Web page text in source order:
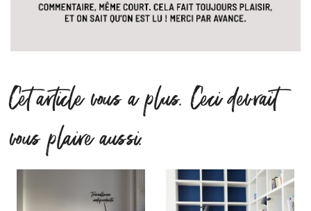
Cet article vous a plus. Ceci devrait
vous plaire aussi.